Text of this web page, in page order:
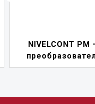
NIVELCONT PM —
преобразователь